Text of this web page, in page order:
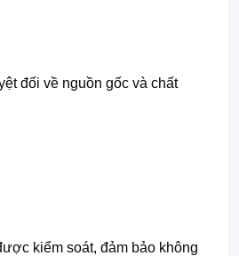
đối về nguồn gốc và chất
kiểm soát, đảm bảo không